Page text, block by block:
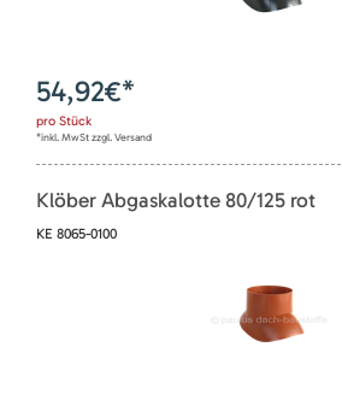
54,92€*
pro Stück
*inkl. MwSt zzgl. Versand
Klöber Abgaskalotte 80/125 rot
KE 8065-0100